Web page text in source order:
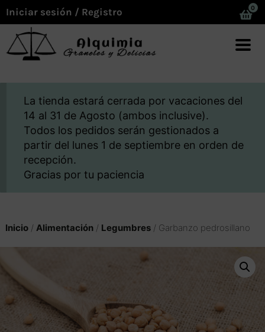
Iniciar sesión / Registro 0
La tienda estará cerrada por vacaciones del
14 al 31 de Agosto (ambos inclusive).
Todos los pedidos serán gestionados a
partir del lunes 1 de septiembre en orden de
recepción.
Gracias por tu paciencia
Inicio/ Alimentación/ Legumbres/ Garbanzo pedrosillano